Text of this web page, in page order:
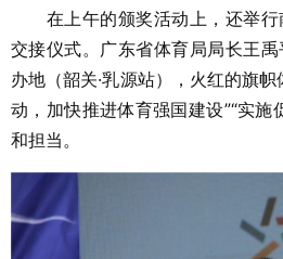
在上午的颁奖活动上，还举行
交接仪式。广东省体育局局长王
办地（韶关·乳源站），火红的旗
动，加快推进体育强国建设”“实施
和担当。